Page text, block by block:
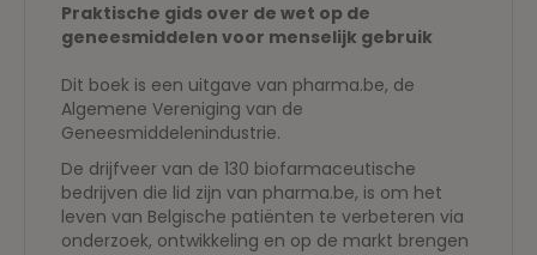
Praktische gids over de wet op de
geneesmiddelen voor menselijk gebruik
Dit boek is een uitgave van pharma.be, de
Algemene Vereniging van de
Geneesmiddelenindustrie.
De drijfveer van de 130 biofarmaceutische
bedrijven die lid zijn van pharma.be, is om het
leven van Belgische patiënten te verbeteren via
onderzoek, ontwikkeling en op de markt brengen